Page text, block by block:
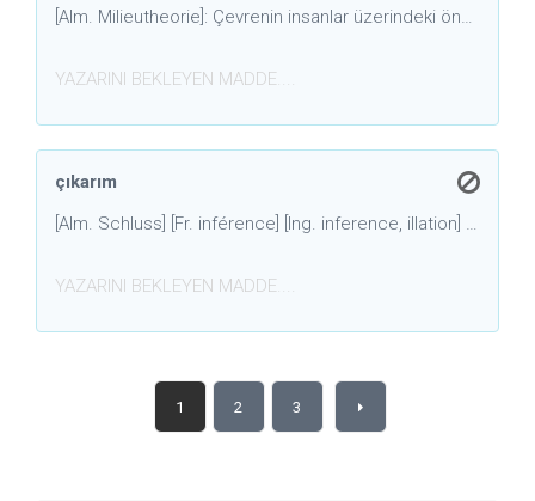
[Alm. Milieutheorie]: Çevrenin insanlar üzerindeki önemi üzerine 19. yüzyılda Fransız filozofları A. Comte ve H. Taine'in geliştirdikleri öğreti.
YAZARINI BEKLEYEN MADDE....
çıkarım
[Alm. Schluss] [Fr. inférence] [Ing. inference, illation] [Lat. illation, conclusio] [es. t. istidlal]
YAZARINI BEKLEYEN MADDE....
1 2 3